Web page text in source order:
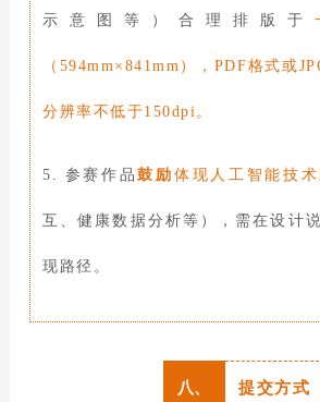
示意图等）合理排版于
（594mm×841mm）， PDF格式或
分辨率不低于150dpi。
5. 参赛作品鼓励 体现人工智能技术
互、健康数据分析等），需在设计
现路径。
八、 提交方式